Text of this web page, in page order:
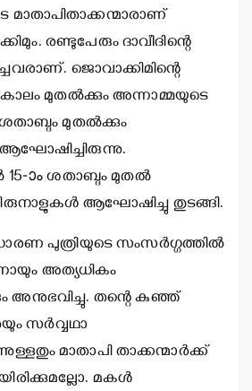
രണ്ടുപേരും ദാവീദിന്റെ
ജൊവാക്കിമിന്റെ
മുതല്‍ക്കും അന്നാമ്മയുടെ
മുതല്‍ക്കും
ാം ശതാബ്ദം മുതല്‍
ആഘോഷിച്ചു തുടങ്ങി.
പുത്രിയുടെ സംസര്‍ഗ്ഗത്തില്‍
അത്യധികം
അനുഭവിച്ചു. തന്റെ കുഞ്ഞ്
സര്‍വ്വഥാ
മാതാപി താക്കന്മാര്‍ക്ക്
മകള്‍